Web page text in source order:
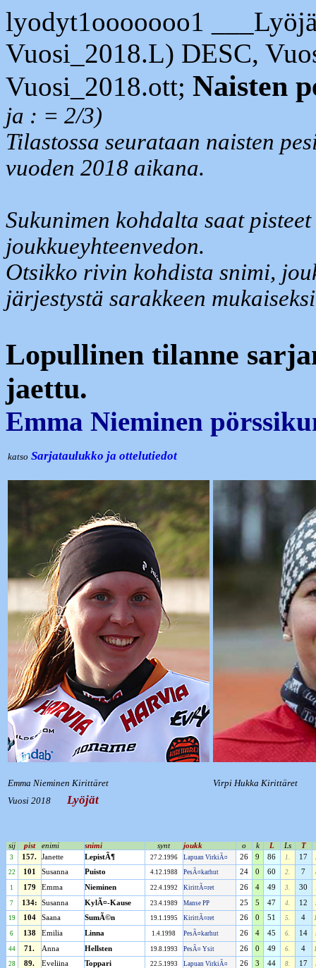
lyodyt1ooooooo1
Vuosi_2018.L) DESC,
Vuosi_2018.ott; Naisten
ja : = 2/3)
Tilastossa seurataan naisten
vuoden 2018 aikana.
Sukunimen kohdalta saat
joukkueyhteenvedon.
Otsikko rivin kohdista snimi,
järjestystä sarakkeen
Lopullinen tilanne
jaettu.
Emma Nieminen
katso Sarjataulukko ja ottelutiedot
Emma Nieminen Kirittäret
Virpi Hukka Kirittäret
Vuosi 2018
Lyöjät
sij pist enimi snimi synt joukk o k L Ls T
3 157. Janette LepistÃ¶ 27.2.1996 Lapuan VirkiÃ¤ 26 9 86 1. 17
22 101 Susanna Puisto 4.12.1988 PesÃ¤karhut 24 0 60 2. 7
1 179 Emma Nieminen 22.4.1992 KirittÃ¤ret 26 4 49 3. 30
7 134: Susanna KylÃ¤-Kause 23.4.1989 Manse PP 25 5 47 4. 12
19 104 Saana SumÃ©n 19.1.1995 KirittÃ¤ret 26 0 51 5. 4
6 138 Emilia Linna 1.4.1998 PesÃ¤karhut 26 4 45 6. 14
44 71. Anna Hellsten 19.8.1993 PesÃ¤ Ysit 26 0 49 6. 4
28 89. Eveliina Toppari 22.5.1993 Lapuan VirkiÃ¤ 26 3 44 8. 17